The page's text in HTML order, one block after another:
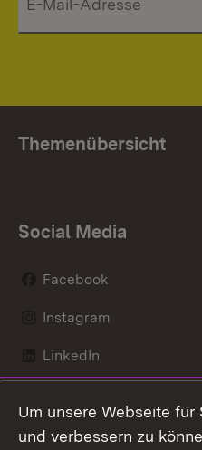
Themenübersicht
Social Media
Facebook
Instagram
LinkedIn
X / Twitter
Um unsere Webseite
und verbessern zu